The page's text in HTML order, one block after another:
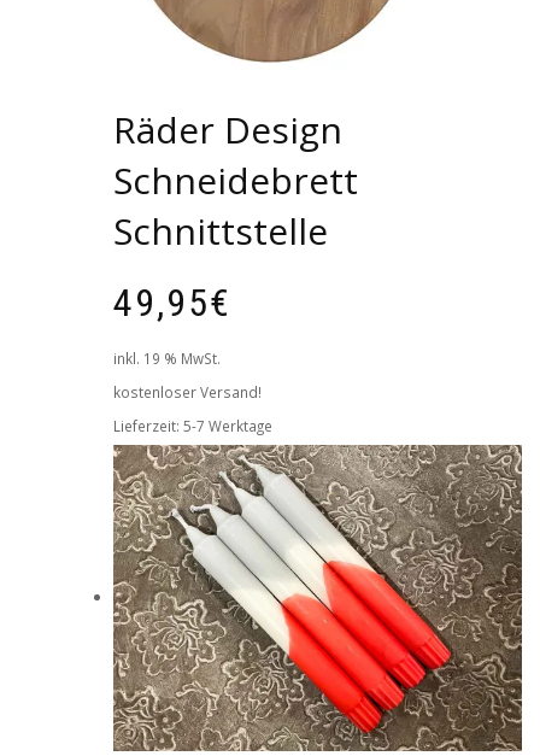
Räder Design
Schneidebrett
Schnittstelle
49,95€
inkl. 19 % MwSt.
kostenloser Versand!
Lieferzeit: 5-7 Werktage